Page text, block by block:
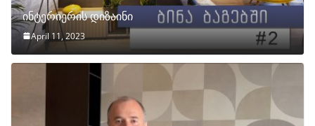
ინტერიერის დიზაინი
April 11, 2023